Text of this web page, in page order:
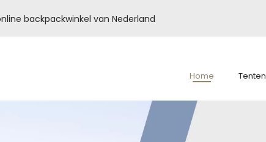
backpackwinkel van Nederland
Home Tenten